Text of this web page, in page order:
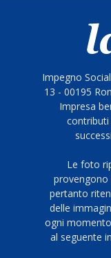
Impegno
13 - 00195
Impresa
contributi
Le foto
provengono
pertanto
delle
ogni
al seguente